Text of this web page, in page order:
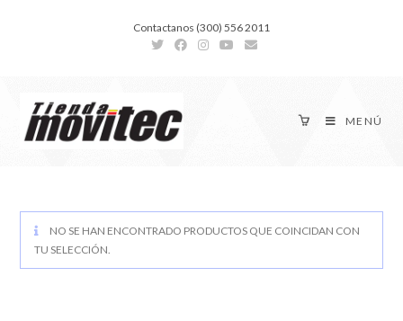
Contactanos (300) 556 2011
MENÚ
NO SE HAN ENCONTRADO PRODUCTOS QUE COINCIDAN CON
TU SELECCIÓN.